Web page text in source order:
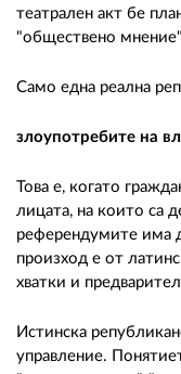
театрален акт бе
"обществено
Само една реална
злоупотребите на
Това е, когато
лицата, на които са
референдумите има
произход е от
хватки и
Истинска
управление.